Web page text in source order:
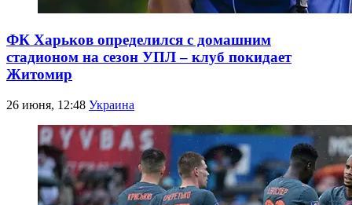
ФК Харьков определился с домашним
стадионом на сезон УПЛ – клуб покидает
Житомир
26 июня, 12:48 Украина